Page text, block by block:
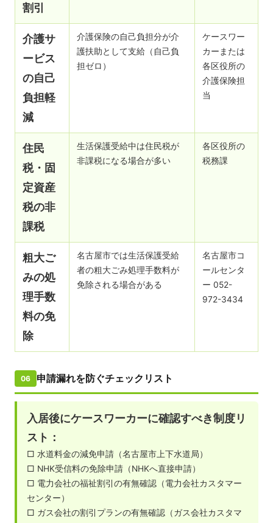
割引
介護サ
ービス
の自己
負担軽
減
介護保険の自己負担分が介
護扶助として支給（自己負
担ゼロ）
ケースワー
カーまたは
各区役所の
介護保険担
当
住民
税・固
定資産
税の非
課税
生活保護受給中は住民税が
非課税になる場合が多い
各区役所の
税務課
粗大ご
みの処
理手数
料の免
除
名古屋市では生活保護受給
者の粗大ごみ処理手数料が
免除される場合がある
名古屋市コ
ールセンタ
ー 052-
972-3434
06 申請漏れを防ぐチェックリスト
入居後にケースワーカーに確認すべき制度リ
スト：
□ 水道料金の減免申請（名古屋市上下水道局）
□ NHK受信料の免除申請（NHKへ直接申請）
□ 電力会社の福祉割引の有無確認（電力会社カスタマー
センター）
□ ガス会社の割引プランの有無確認（ガス会社カスタマ